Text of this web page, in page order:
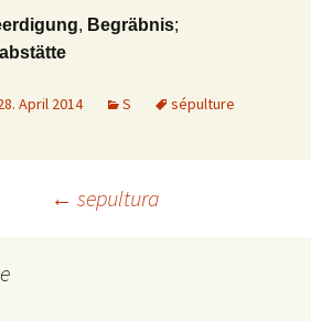
, Begräbnis;
April 2014 S sépulture
← sepultura